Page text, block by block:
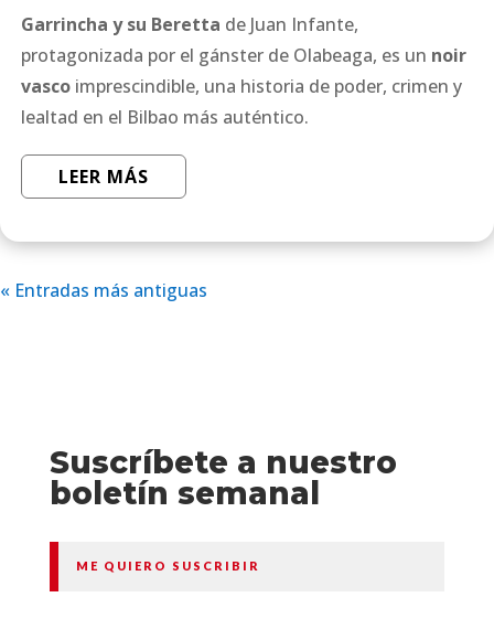
Garrincha y su Beretta de Juan Infante,
protagonizada por el gánster de Olabeaga, es un noir
vasco imprescindible, una historia de poder, crimen y
lealtad en el Bilbao más auténtico.
LEER MÁS
« Entradas más antiguas
Suscríbete a nuestro
boletín semanal
ME QUIERO SUSCRIBIR